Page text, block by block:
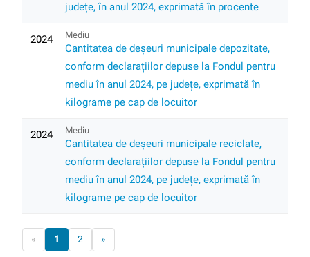
județe, în anul 2024, exprimată în procente
2024 Mediu
Cantitatea de deșeuri municipale depozitate,
conform declarațiilor depuse la Fondul pentru
mediu în anul 2024, pe județe, exprimată în
kilograme pe cap de locuitor
2024 Mediu
Cantitatea de deșeuri municipale reciclate,
conform declarațiilor depuse la Fondul pentru
mediu în anul 2024, pe județe, exprimată în
kilograme pe cap de locuitor
« 1 2 »